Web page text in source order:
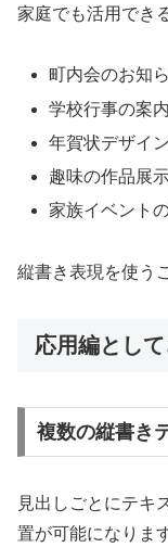
家庭でも活用でき
町内会のお知
学校行事の案
年賀状デザイ
趣味の作品展
家族イベント
縦書き表現を使う
応用編とし
複数の縦書き
見出しごとにテキ
置が可能になりま